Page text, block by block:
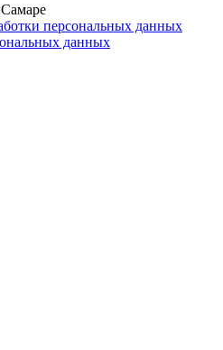
персональных данных
данных